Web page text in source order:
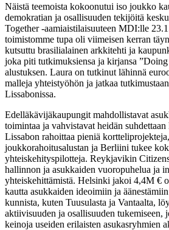
Näistä teemoista kokoonutui iso joukko
demokratian ja osallisuuden tekijöitä
Together -aamiaistilaisuuteen MDI:lle
toimistomme tupa oli viimeisen kerran
kutsuttu brasilialainen arkkitehti ja
joka piti tutkimuksiensa ja kirjansa
alustuksen. Laura on tutkinut lähinnä
malleja yhteistyöhön ja jatkaa
Lissabonissa.
Edelläkävijäkaupungit mahdollistavat
toimintaa ja vahvistavat heidän
Lissabon rahoittaa pieniä
joukkorahoitusalustan ja Berliini tukee
yhteiskehityspilotteja. Reykjavikin
hallinnon ja asukkaiden vuoropuhelua ja
yhteiskehittämistä. Helsinki jakoi 4,4M €
kautta asukkaiden ideoimiin ja
kunnista, kuten Tuusulasta ja Vantaalta,
aktiivisuuden ja osallisuuden tukemiseen,
keinoja useiden erilaisten asukasryhmien